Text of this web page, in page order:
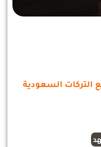
التركات السعودية